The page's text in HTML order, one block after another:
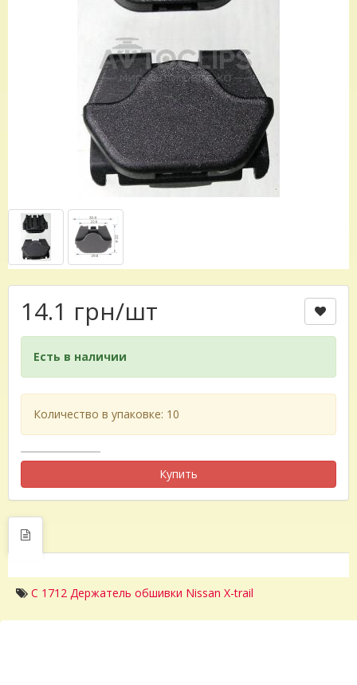
14.1 грн/шт
Есть в наличии
Количество в упаковке: 10
Купить
C 1712 Держатель обшивки Nissan X-trail